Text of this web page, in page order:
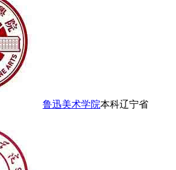
鲁迅美术学院本科辽宁省